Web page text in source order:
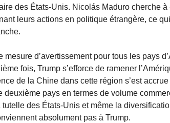
des États-Unis. Nicolás Maduro cherche à
leurs actions en politique étrangère, ce
d’avertissement pour tous les pays
fois, Trump s’efforce de ramener
de la Chine dans cette région s’est
deuxième pays en termes de volume
des États-Unis et même la
absolument pas à Trump.